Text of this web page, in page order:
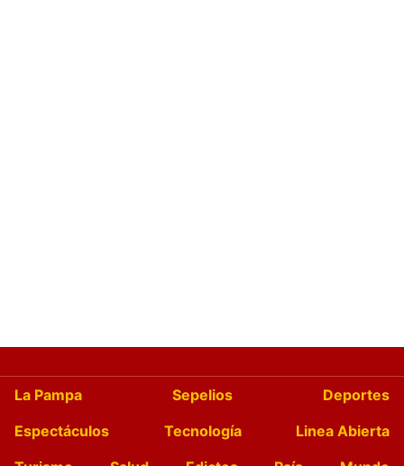
La Pampa Sepelios
Deportes
Espectáculos
Tecnología
Linea Abierta